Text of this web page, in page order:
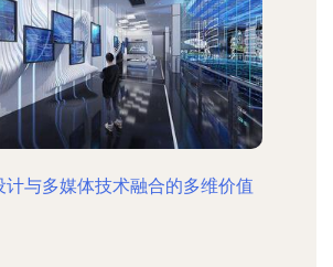
计与多媒体技术融合的多维价值